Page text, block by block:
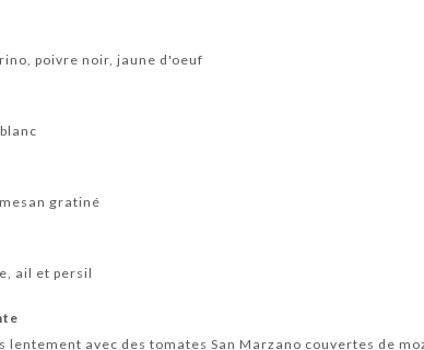
poivre noir, jaune d'oeuf
gratiné
ail et persil
lentement avec des tomates San Marzano couvertes de